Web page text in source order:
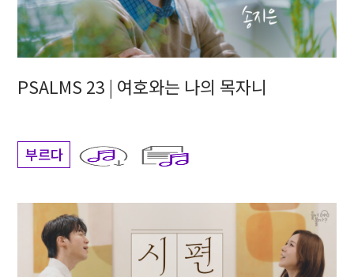
PSALMS 23 | 여호와는 나의 목자니
부르다